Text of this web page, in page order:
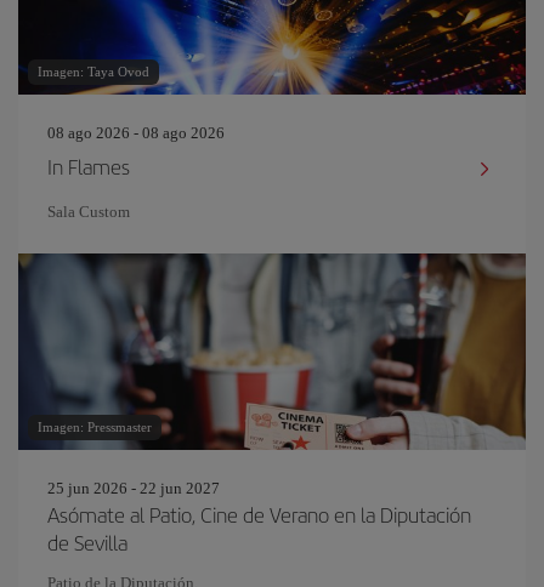
Imagen: Taya Ovod
08 ago 2026 - 08 ago 2026
In Flames
Sala Custom
Imagen: Pressmaster
25 jun 2026 - 22 jun 2027
Asómate al Patio, Cine de Verano en la Diputación
de Sevilla
Patio de la Diputación.